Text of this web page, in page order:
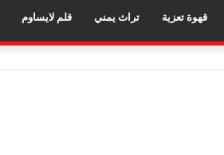
قهوة تعزية تراث يمني قلم لايساوم